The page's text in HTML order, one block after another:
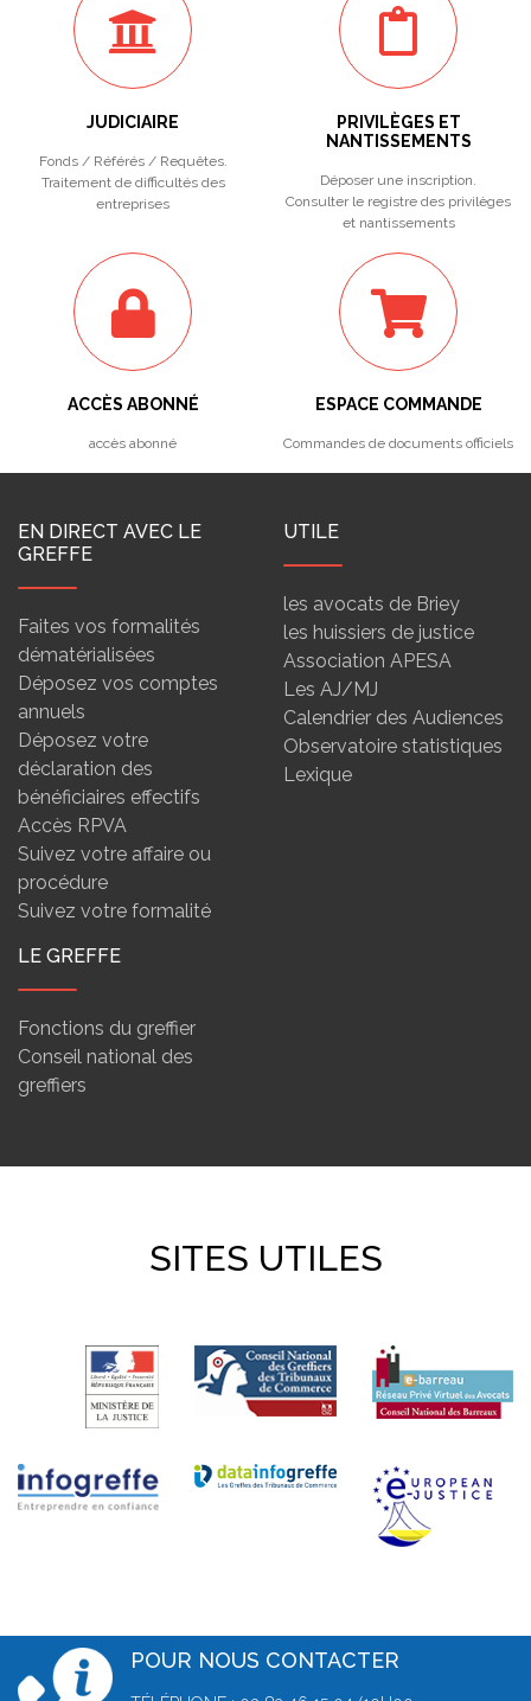
JUDICIAIRE
Fonds / Référés / Requêtes.
Traitement de difficultés des
entreprises
PRIVILÈGES ET
NANTISSEMENTS
Déposer une inscription.
Consulter le registre des privilèges
et nantissements
ACCÈS ABONNÉ
accès abonné
ESPACE COMMANDE
Commandes de documents officiels
EN DIRECT AVEC LE
GREFFE
Faites vos formalités
dématérialisées
Déposez vos comptes
annuels
Déposez votre
déclaration des
bénéficiaires effectifs
Accès RPVA
Suivez votre affaire ou
procédure
Suivez votre formalité
UTILE
les avocats de Briey
les huissiers de justice
Association APESA
Les AJ/MJ
Calendrier des Audiences
Observatoire statistiques
Lexique
LE GREFFE
Fonctions du greffier
Conseil national des
greffiers
SITES UTILES
POUR NOUS CONTACTER